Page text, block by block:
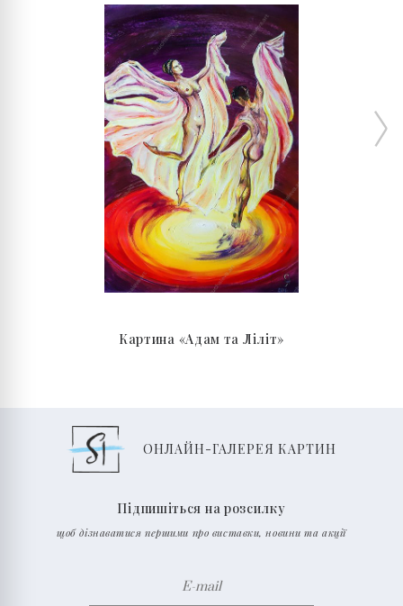
Картина «Адам та Ліліт»
ОНЛАЙН-ГАЛЕРЕЯ КАРТИН
Підпишіться на розсилку
щоб дізнаватися першими про виставки, новини та акції